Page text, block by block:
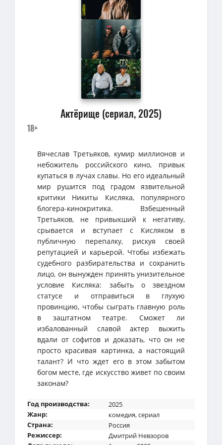
Актёрище (сериал, 2025)
18+
Вячеслав Третьяков, кумир миллионов и
небожитель российского кино, привык
купаться в лучах славы. Но его идеальный
мир рушится под градом язвительной
критики Никиты Кисляка, популярного
блогера-кинокритика. Взбешенный
Третьяков, не привыкший к негативу,
срывается и вступает с Кисляком в
публичную перепалку, рискуя своей
репутацией и карьерой. Чтобы избежать
судебного разбирательства и сохранить
лицо, он вынужден принять унизительное
условие Кисляка: забыть о звездном
статусе и отправиться в глухую
провинцию, чтобы сыграть главную роль
в заштатном театре. Сможет ли
избалованный славой актер выжить
вдали от софитов и доказать, что он не
просто красивая картинка, а настоящий
талант? И что ждет его в этом забытом
богом месте, где искусство живет по своим
законам?
Год производства:
2025
Жанр:
комедия,сериал
Страна:
Россия
Режиссер:
Дмитрий Невзоров